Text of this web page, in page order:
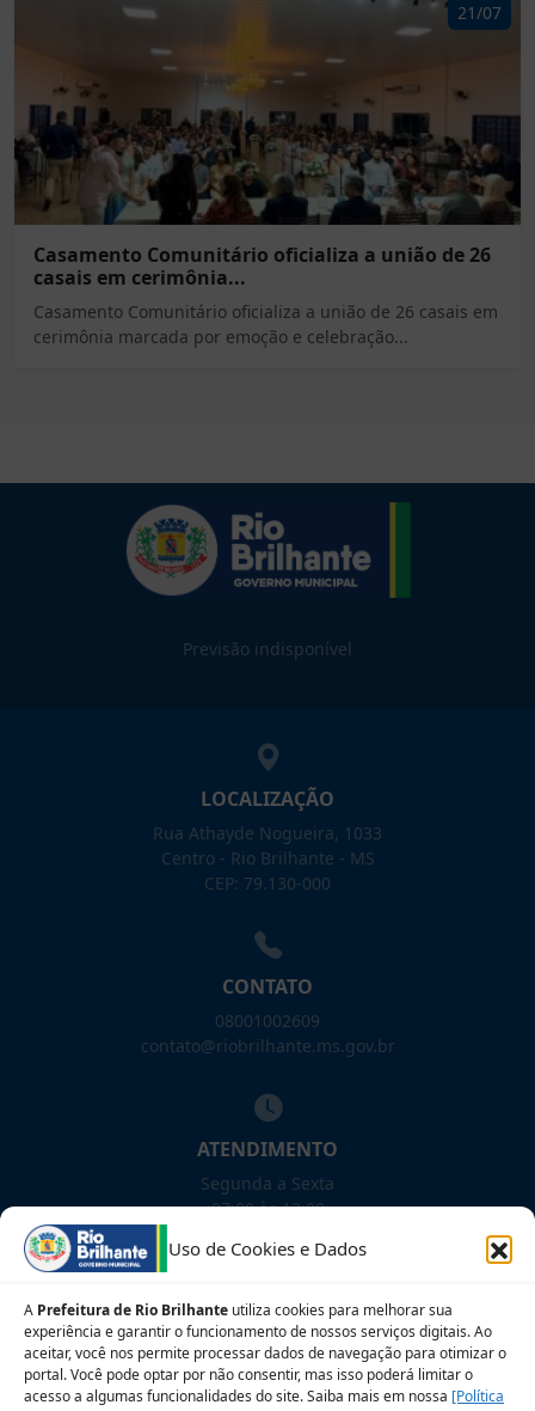
Uso de Cookies e Dados
A Prefeitura de Rio Brilhante utiliza cookies para melhorar sua
experiência e garantir o funcionamento de nossos serviços digitais. Ao
aceitar, você nos permite processar dados de navegação para otimizar o
portal. Você pode optar por não consentir, mas isso poderá limitar o
acesso a algumas funcionalidades do site. Saiba mais em nossa [Política
21/07
Casamento Comunitário oficializa a união de 26
casais em cerimônia...
Casamento Comunitário oficializa a união de 26 casais em
cerimônia marcada por emoção e celebração...
Previsão indisponível
LOCALIZAÇÃO
Rua Athayde Nogueira, 1033
Centro - Rio Brilhante - MS
CEP: 79.130-000
CONTATO
08001002609
contato@riobrilhante.ms.gov.br
ATENDIMENTO
Segunda a Sexta
07:00 às 13:00
NOSSAS REDES!
Siga para novidades